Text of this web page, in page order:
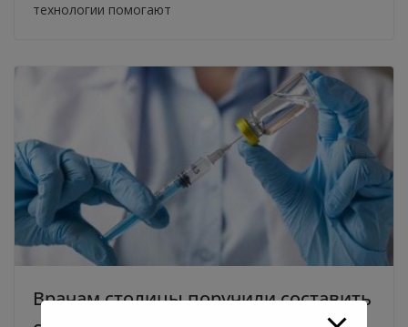
технологии помогают
Врачам столицы поручили составить